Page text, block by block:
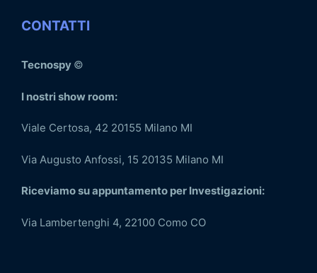
CONTATTI
Tecnospy ©
I nostri show room:
Viale Certosa, 42 20155 Milano MI
Via Augusto Anfossi, 15 20135 Milano MI
Riceviamo su appuntamento per Investigazioni:
Via Lambertenghi 4, 22100 Como CO